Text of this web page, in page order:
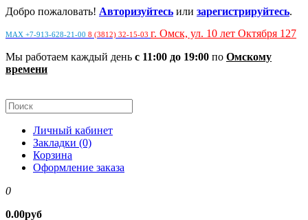
Добро пожаловать! Авторизуйтесь или зарегистрируйтесь.
MAX +7-913-628-21-00 8 (3812) 32-15-03 г. Омск, ул. 10 лет Октября 127
Мы работаем каждый день с 11:00 до 19:00 по Омскому
времени
Личный кабинет
Закладки (0)
Корзина
Оформление заказа
0
0.00руб